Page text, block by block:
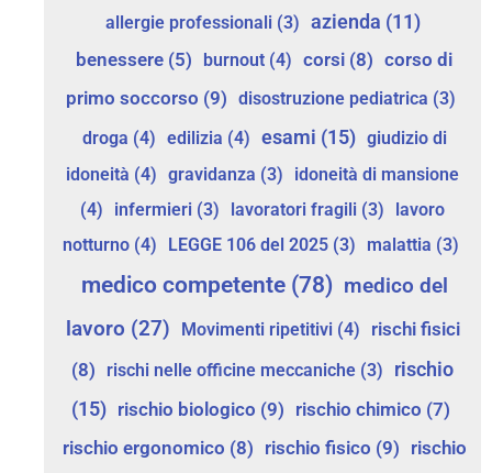
allergie professionali (3) azienda (11)
benessere (5) burnout (4) corsi (8) corso di
primo soccorso (9) disostruzione pediatrica (3)
droga (4) edilizia (4) esami (15) giudizio di
idoneità (4) gravidanza (3)
idoneità di mansione
(4)
infermieri (3) lavoratori fragili (3)
lavoro
notturno (4) LEGGE 106 del 2025 (3) malattia (3)
medico competente(78) medico del
lavoro (27) Movimenti ripetitivi (4)
rischi fisici
(8)
rischi nelle officine meccaniche (3)
rischio
(15) rischio biologico (9) rischio chimico (7)
rischio ergonomico (8) rischio fisico (9)
rischio